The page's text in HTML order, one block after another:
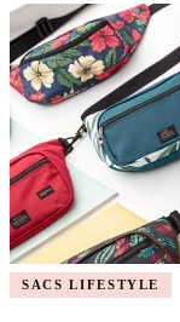
SACS LIFESTYLE